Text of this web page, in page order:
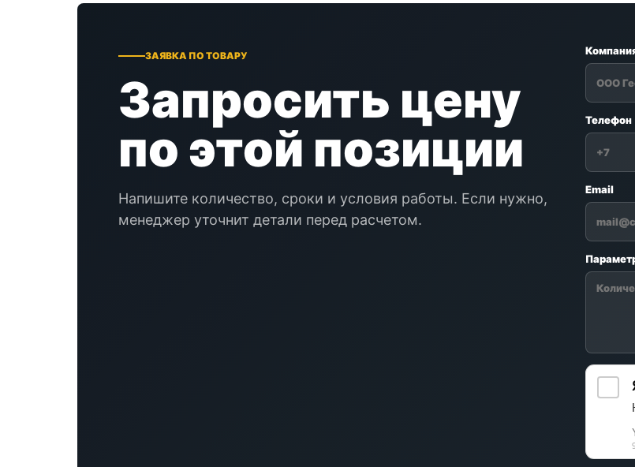
ЗАЯВКА ПО ТОВАРУ
Запросить цену
по этой позиции
Напишите количество, сроки и условия работы. Если нужно,
менеджер уточнит детали перед расчетом.
Телефон
Email